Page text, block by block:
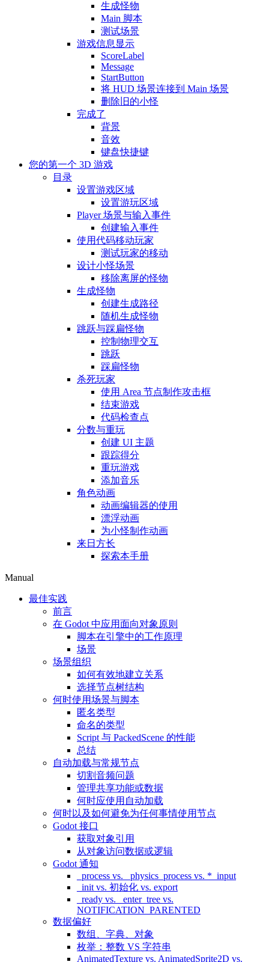
生成怪物
Main 脚本
测试场景
游戏信息显示
ScoreLabel
Message
StartButton
将 HUD 场景连接到 Main 场景
删除旧的小怪
完成了
背景
音效
键盘快捷键
您的第一个 3D 游戏
目录
设置游戏区域
设置游玩区域
Player 场景与输入事件
创建输入事件
使用代码移动玩家
测试玩家的移动
设计小怪场景
移除离屏的怪物
生成怪物
创建生成路径
随机生成怪物
跳跃与踩扁怪物
控制物理交互
跳跃
踩扁怪物
杀死玩家
使用 Area 节点制作攻击框
结束游戏
代码检查点
分数与重玩
创建 UI 主题
跟踪得分
重玩游戏
添加音乐
角色动画
动画编辑器的使用
漂浮动画
为小怪制作动画
来日方长
探索本手册
Manual
最佳实践
前言
在 Godot 中应用面向对象原则
脚本在引擎中的工作原理
场景
场景组织
如何有效地建立关系
选择节点树结构
何时使用场景与脚本
匿名类型
命名的类型
Script 与 PackedScene 的性能
总结
自动加载与常规节点
切割音频问题
管理共享功能或数据
何时应使用自动加载
何时以及如何避免为任何事情使用节点
Godot 接口
获取对象引用
从对象访问数据或逻辑
Godot 通知
_process vs. _physics_process vs. *_input
_init vs. 初始化 vs. export
_ready vs. _enter_tree vs.
NOTIFICATION_PARENTED
数据偏好
数组、字典、对象
枚举：整数 VS 字符串
AnimatedTexture vs. AnimatedSprite2D vs.